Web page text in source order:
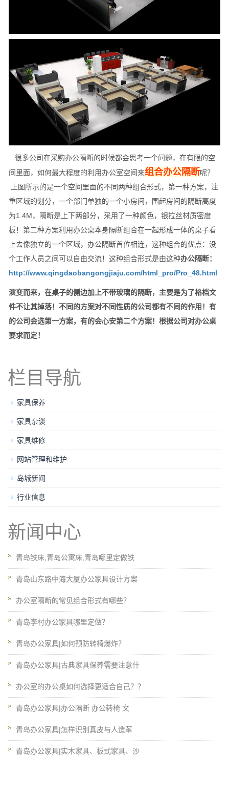
很多公司在采购办公隔断的时候都会思考一个问题，在有限的空
间里面，如何最大程度的利用办公室空间来组合办公隔断呢？
上图所示的是一个空间里面的不同两种组合形式，第一种方案，注
重区域的划分，一个部门单独的一个小房间，围起房间的隔断高度
为1.4M，隔断是上下两部分，采用了一种颜色，银拉丝材质密度
板！第二种方案利用办公桌本身隔断组合在一起形成一体的桌子看
上去像独立的一个区域，办公隔断首位相连，这种组合的优点：没
个工作人员之间可以自由交流！这种组合形式是由这种办公隔断：
http://www.qingdaobangongjiaju.com/html_pro/Pro_48.html
演变而来，在桌子的侧边加上不带玻璃的隔断，主要是为了格档文
件不让其掉落！不同的方案对不同性质的公司都有不同的作用！有
的公司会选第一方案，有的会心安第二个方案！根据公司对办公桌
要求而定！
栏目导航
家具保养
家具杂谈
家具维修
网站管理和维护
岛城新闻
行业信息
新闻中心
青岛铁床,青岛公寓床,青岛哪里定做铁
青岛山东路中海大厦办公家具设计方案
办公室隔断的常见组合形式有哪些？
青岛李村办公家具哪里定做？
青岛办公家具|如何预防转椅爆炸？
青岛办公家具|古典家具保养需要注意什
办公室的办公桌如何选择更适合自己？？
青岛办公家具|办公隔断 办公转椅 文
青岛办公家具|怎样识别真皮与人造革
青岛办公家具|实木家具、板式家具、沙